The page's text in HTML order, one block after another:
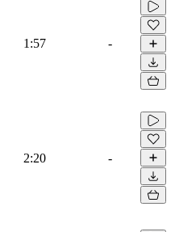
1:57 -
2:20 -